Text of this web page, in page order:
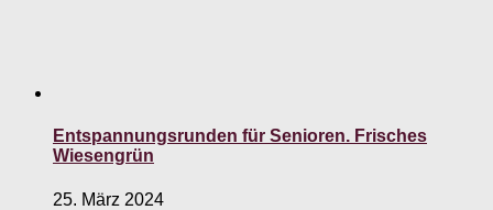
Entspannungsrunden für Senioren. Frisches
Wiesengrün
25. März 2024